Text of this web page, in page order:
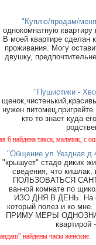
"Куплю/продам/
однокомнатную квартиру
В моей квартире сделан
проживания. Могу
двушку,
"Пушистики -
нужен
кто то знает куда
такса, мальчик, с
"Общение ул Уездная д
"крышует" стадо диких
сведения, что
ПОЛЬЗОВАТЬСЯ
ванной комнате по
ИЗО ДНЯ В ДЕНЬ. На
который полез и ко
ПРИМУ МЕРЫ
найдены часы женские.